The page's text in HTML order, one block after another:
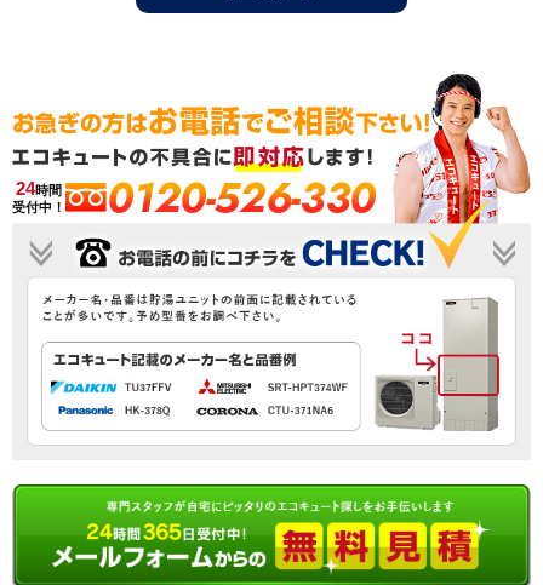
24時間
受付中！
0120-526-330